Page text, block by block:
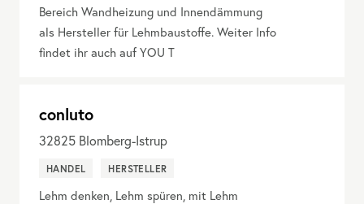
Bereich Wandheizung und Innendämmung
als Hersteller für Lehmbaustoffe. Weiter Info
findet ihr auch auf YOU T
conluto
32825 Blomberg-Istrup
HANDEL HERSTELLER
Lehm denken, Lehm spüren, mit Lehm